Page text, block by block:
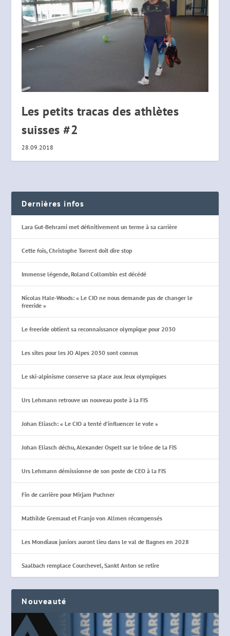
Les petits tracas des athlètes
suisses #2
28.09.2018
Dernières infos
Lara Gut-Behrami met définitivement un terme à sa carrière
Cette fois, Christophe Torrent doit dire stop
Immense légende, Roland Collombin est décédé
Nicolas Hale-Woods: « Le CIO ne nous demande pas de changer le
freeride »
Le freeride obtient sa reconnaissance olympique pour 2030
Les sites pour les JO Alpes 2030 sont connus
Le ski-alpinisme conserve sa place aux Jeux olympiques
Urs Lehmann retrouve un nouveau poste à la FIS
Johan Eliasch: « Le CIO a tenté d’influencer le vote »
Johan Eliasch déchu, Alexander Ospelt sur le trône de la FIS
Urs Lehmann démissionne de son poste de CEO à la FIS
Fin de carrière pour Mirjam Puchner
Mathilde Gremaud et Franjo von Allmen récompensés
Les Mondiaux juniors auront lieu dans le val de Bagnes en 2028
Saalbach remplace Courchevel, Sankt Anton se retire
Nouveauté